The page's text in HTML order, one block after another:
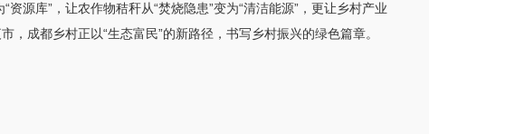
源库”，让农作物秸秆从“焚烧隐患”变为“清洁能源”，更让乡村产业
，成都乡村正以“生态富民”的新路径，书写乡村振兴的绿色篇章。